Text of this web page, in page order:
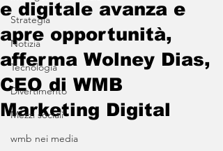
Strategia
Notizia
Tecnologia
Divertimento
Mezzi sociali
wmb nei media
e digitale avanza e
apre opportunità,
afferma Wolney Dias,
CEO di WMB
Marketing Digital